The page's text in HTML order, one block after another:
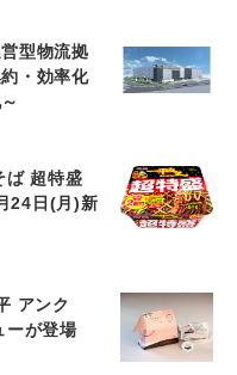
型物流拠
・効率化
ば 超特盛
24日(月)新
アンク
ーが登場